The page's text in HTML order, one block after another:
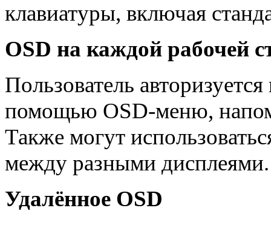
клавиатуры, включая
OSD на каждой рабочей
Пользователь
помощью OSD-меню,
Также могут
между разными дисплеями.
Удалённое OSD